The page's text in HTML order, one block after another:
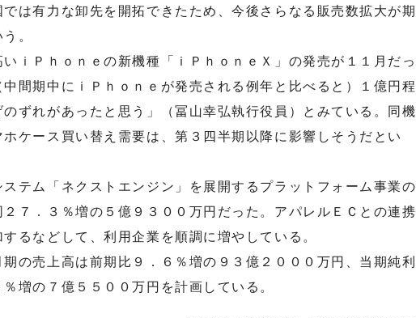
では有力な卸先を開拓できたため、今後さらなる販売数拡大が期
。
ｉＰｈｏｎｅの新機種「ｉＰｈｏｎｅＸ」の発売が１１月だっ
中間期中にｉＰｈｏｎｅが発売される例年と比べると）１億円程
のずれがあったと思う」（冨山幸弘執行役員）とみている。同機
ケース買い替え需要は、第３四半期以降に影響しそうだとい
テム「ネクストエンジン」を展開するプラットフォーム事業の
２７．３％増の５億９３００万円だった。アパレルＥＣとの連携
るなどして、利用企業を順調に増やしている。
の売上高は前期比９．６％増の９３億２０００万円、当期純利
増の７億５５００万円を計画している。